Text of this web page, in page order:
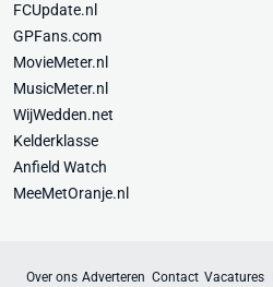
FCUpdate.nl
GPFans.com
MovieMeter.nl
MusicMeter.nl
WijWedden.net
Kelderklasse
Anfield Watch
MeeMetOranje.nl
Over ons Adverteren Contact Vacatures